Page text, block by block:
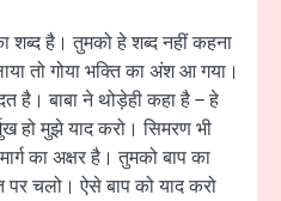
शब्द है। तुमको हे शब्द नहीं कहना
तो गोया भक्ति का अंश आ गया।
है। बाबा ने थोड़ेही कहा है – हे
हो मुझे याद करो। सिमरण भी
का अक्षर है। तुमको बाप का
पर चलो। ऐसे बाप को याद करो